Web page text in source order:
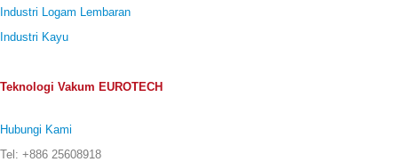
Industri Logam Lembaran
Industri Kayu
Teknologi Vakum EUROTECH
Hubungi Kami
Tel: +886 25608918